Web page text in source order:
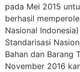
pada Mei 2015
berhasil
Nasional
Standarisasi
Bahan dan Barang
November 2016